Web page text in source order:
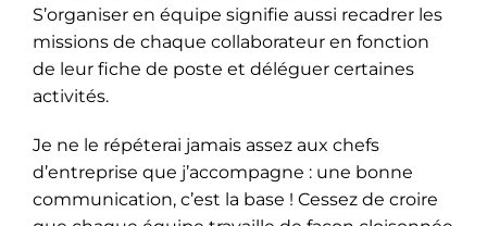
S’organiser en équipe signifie aussi recadrer les
missions de chaque collaborateur en fonction
de leur fiche de poste et déléguer certaines
activités.
Je ne le répéterai jamais assez aux chefs
d’entreprise que j’accompagne : une bonne
communication, c’est la base ! Cessez de croire